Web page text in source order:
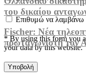
του δικαίου
Fischer: Νέα
πρωταγωνιστή τον
Επιθυμώ να λαμβάνω
* By using this form you
your data by this website.